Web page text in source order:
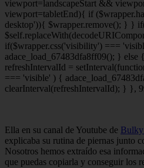
viewport=landscapeStart &&
viewport=tabletEnd){ if
desktop')){ $wrapper.remove(); } }
if($wrapper.css('visibility') ===
adace_load_67483dfa8ff09(); }
refreshIntervalId =
=== 'visible' ) {
clearInterval(refreshIntervalId); } },
Ella en su canal de Youtube de
explicaba su rutina de piernas junto
Nosotros hemos extraído esa
que puedas copiarla y conseguir los